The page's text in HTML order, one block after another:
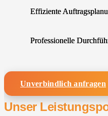
Effiziente
Professionelle
Unverbindlich anfragen
Unser